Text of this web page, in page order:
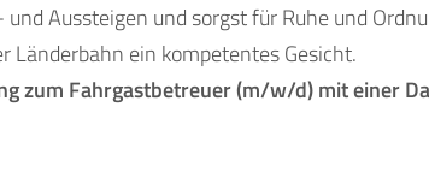
Aussteigen und sorgst für Ruhe und
Länderbahn ein kompetentes Gesicht.
zum Fahrgastbetreuer (m/w/d) mit einer